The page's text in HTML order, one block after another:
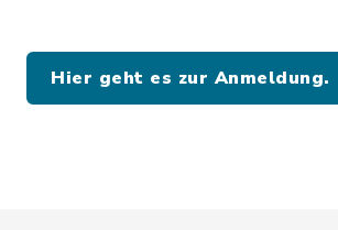
Hier geht es zur Anmeldung.